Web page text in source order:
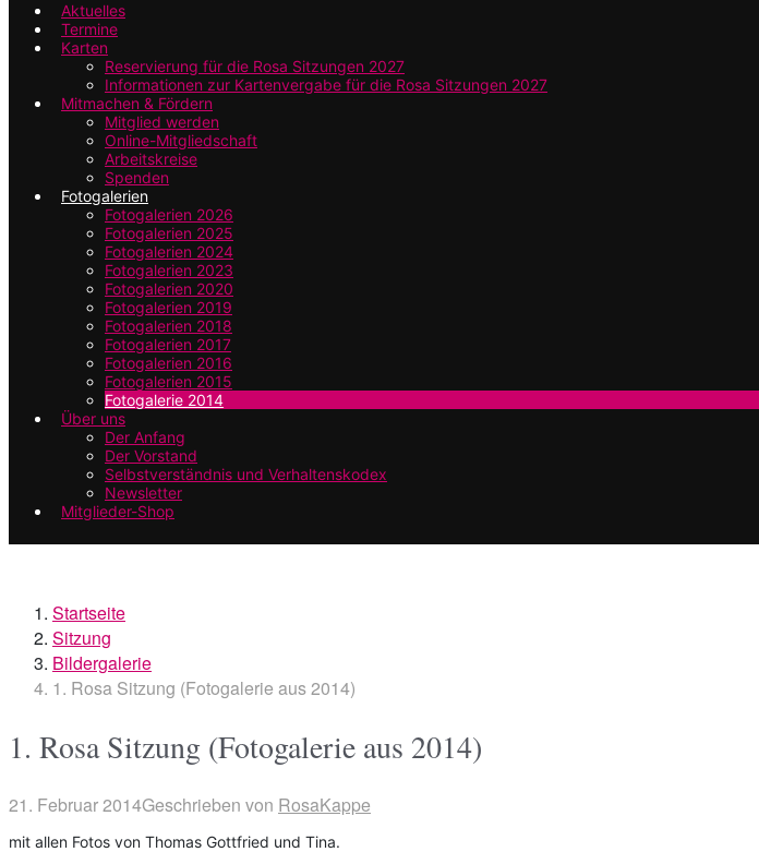
Aktuelles
Termine
Karten
Reservierung für die Rosa Sitzungen 2027
Informationen zur Kartenvergabe für die Rosa Sitzungen 2027
Mitmachen & Fördern
Mitglied werden
Online-Mitgliedschaft
Arbeitskreise
Spenden
Fotogalerien
Fotogalerien 2026
Fotogalerien 2025
Fotogalerien 2024
Fotogalerien 2023
Fotogalerien 2020
Fotogalerien 2019
Fotogalerien 2018
Fotogalerien 2017
Fotogalerien 2016
Fotogalerien 2015
Fotogalerie 2014
Über uns
Der Anfang
Der Vorstand
Selbstverständnis und Verhaltenskodex
Newsletter
Mitglieder-Shop
Startseite
Sitzung
Bildergalerie
1. Rosa Sitzung (Fotogalerie aus 2014)
1. Rosa Sitzung (Fotogalerie aus 2014)
21. Februar 2014Geschrieben von RosaKappe
mit allen Fotos von Thomas Gottfried und Tina.